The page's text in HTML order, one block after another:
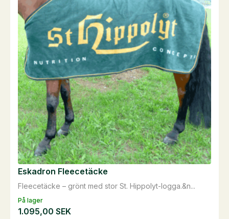
På lager
Fleecetäcke – grönt med stor St. Hippolyt-logga.&n...
Eskadron Fleecetäcke
1.095,00 SEK